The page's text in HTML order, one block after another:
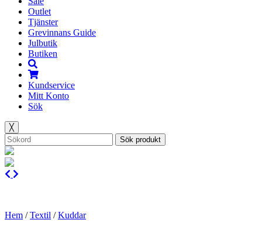
Outlet
Tjänster
Grevinnans Guide
Julbutik
Butiken
Kundservice
Mitt Konto
Sök
╳
Sök produkt
Hem /Textil /Kuddar